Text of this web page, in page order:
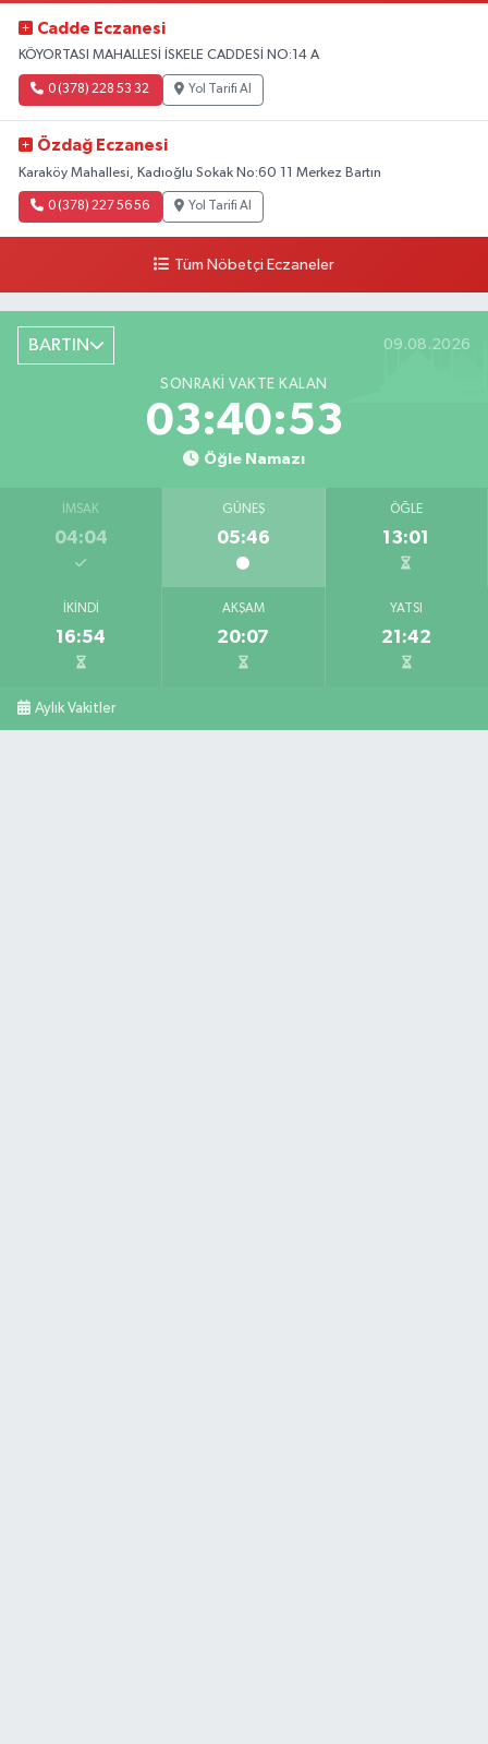
Cadde Eczanesi
KÖYORTASI MAHALLESİ İSKELE CADDESİ NO:14 A
0 (378) 228 53 32 Yol Tarifi Al
Özdağ Eczanesi
Karaköy Mahallesi, Kadıoğlu Sokak No:60 11 Merkez Bartın
0 (378) 227 56 56 Yol Tarifi Al
Tüm Nöbetçi Eczaneler
BARTIN 09.08.2026
SONRAKI VAKTE KALAN
03:40:52
Öğle Namazı
İMSAK
04:04
GÜNEŞ
05:46
ÖĞLE
13:01
İKINDI
16:54
AKŞAM
20:07
YATSI
21:42
Aylık Vakitler